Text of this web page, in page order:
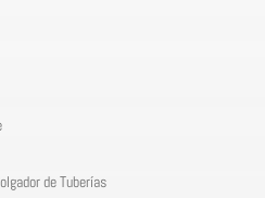
de Tuberías